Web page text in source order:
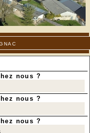
nous ?
nous ?
nous ?